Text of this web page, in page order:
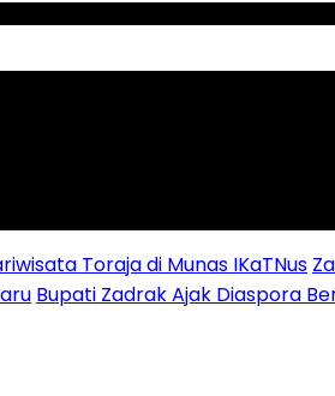
Toraja di Munas IKaTNus
Bupati Zadrak Ajak Diaspora